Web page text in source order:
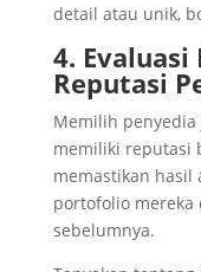
detail atau unik,
4.
Reputasi
Memilih penyedia
memiliki reputasi
memastikan hasil
portofolio mereka
sebelumnya.